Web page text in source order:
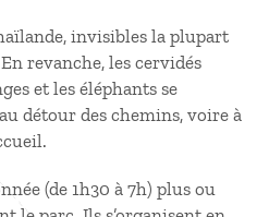
invisibles la plupart
revanche, les cervidés
et les éléphants se
détour des chemins, voire à
(de 1h30 à 7h) plus ou